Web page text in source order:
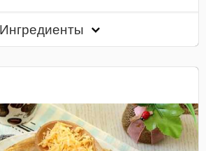
Ингредиенты